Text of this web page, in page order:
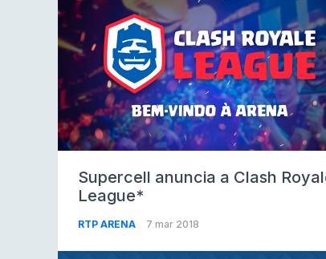
Supercell anuncia a Clash
League*
RTP ARENA 7 mar 2018